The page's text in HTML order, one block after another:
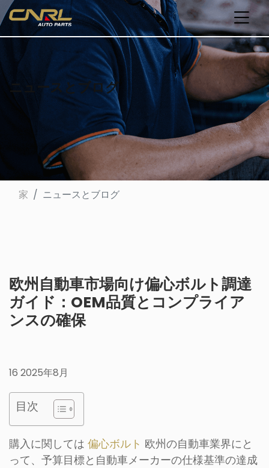
ニュースとブログ
家 ニュースとブログ
欧州自動車市場向け偏心ボルト調達
ガイド：OEM品質とコンプライア
ンスの確保
16 2025年8月
目次
購入に関しては 偏心ボルト 欧州の自動車業界にと
って、予算目標と自動車メーカーの仕様基準の達成